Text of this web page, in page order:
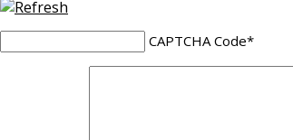
CAPTCHA Code*